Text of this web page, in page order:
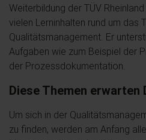
Weiterbildung der TÜV
vielen Lerninhalten rund um das
Qualitätsmanagement. Er
Aufgaben wie zum Beispiel der
der Prozessdokumentation.
Diese Themen erwarten
Um sich in der
zu finden, werden am Anfang